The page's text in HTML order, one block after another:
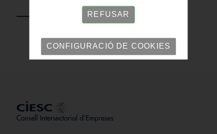
TORNAR
REFUSAR
CONFIGURACIÓ DE COOKIES